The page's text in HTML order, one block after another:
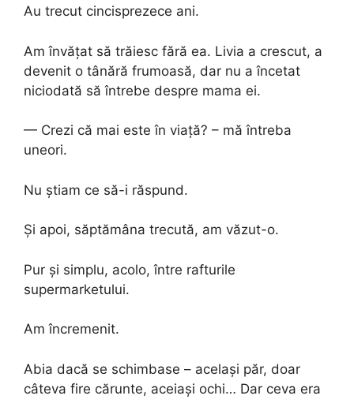
Au trecut cincisprezece ani.
Am învățat să trăiesc fără ea. Livia a crescut, a
devenit o tânără frumoasă, dar nu a încetat
niciodată să întrebe despre mama ei.
— Crezi că mai este în viață? – mă întreba
uneori.
Nu știam ce să-i răspund.
Și apoi, săptămâna trecută, am văzut-o.
Pur și simplu, acolo, între rafturile
supermarketului.
Am încremenit.
Abia dacă se schimbase – același păr, doar
câteva fire cărunte, aceiași ochi… Dar ceva era